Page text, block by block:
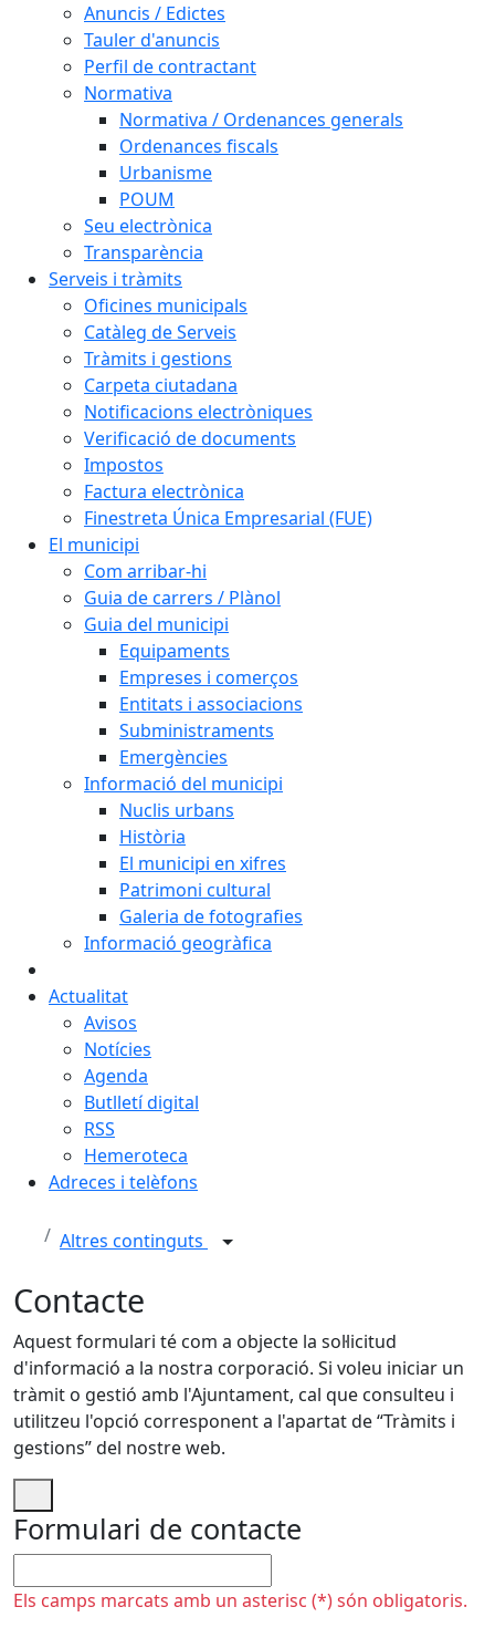
Anuncis / Edictes
Tauler d'anuncis
Perfil de contractant
Normativa
Normativa / Ordenances generals
Ordenances fiscals
Urbanisme
POUM
Seu electrònica
Transparència
Serveis i tràmits
Oficines municipals
Catàleg de Serveis
Tràmits i gestions
Carpeta ciutadana
Notificacions electròniques
Verificació de documents
Impostos
Factura electrònica
Finestreta Única Empresarial (FUE)
El municipi
Com arribar-hi
Guia de carrers / Plànol
Guia del municipi
Equipaments
Empreses i comerços
Entitats i associacions
Subministraments
Emergències
Informació del municipi
Nuclis urbans
Història
El municipi en xifres
Patrimoni cultural
Galeria de fotografies
Informació geogràfica
Actualitat
Avisos
Notícies
Agenda
Butlletí digital
RSS
Hemeroteca
Adreces i telèfons
Altres continguts
Contacte
Aquest formulari té com a objecte la sol·licitud
d'informació a la nostra corporació. Si voleu iniciar un
tràmit o gestió amb l'Ajuntament, cal que consulteu i
utilitzeu l'opció corresponent a l'apartat de “Tràmits i
gestions” del nostre web.
Formulari de contacte
Els camps marcats amb un asterisc (*) són obligatoris.